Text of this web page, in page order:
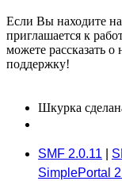
Если Вы находите
приглашается к
можете рассказать
поддержку!
Шкурка
SMF 2.0.11
SimplePortal